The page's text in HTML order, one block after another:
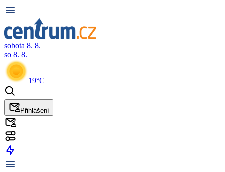
sobota 8. 8.
so 8. 8.
19°C
Přihlášení